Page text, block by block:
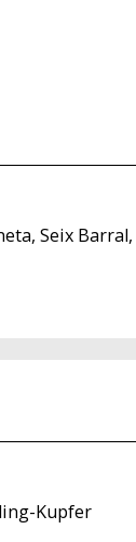
Seix Barral,
Kupfer